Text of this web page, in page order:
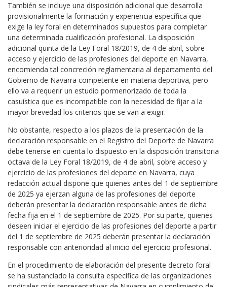
También se incluye una disposición adicional que desarrolla
provisionalmente la formación y experiencia específica que
exige la ley foral en determinados supuestos para completar
una determinada cualificación profesional. La disposición
adicional quinta de la Ley Foral 18/2019, de 4 de abril, sobre
acceso y ejercicio de las profesiones del deporte en Navarra,
encomienda tal concreción reglamentaria al departamento del
Gobierno de Navarra competente en materia deportiva, pero
ello va a requerir un estudio pormenorizado de toda la
casuística que es incompatible con la necesidad de fijar a la
mayor brevedad los criterios que se van a exigir.
No obstante, respecto a los plazos de la presentación de la
declaración responsable en el Registro del Deporte de Navarra
debe tenerse en cuenta lo dispuesto en la disposición transitoria
octava de la Ley Foral 18/2019, de 4 de abril, sobre acceso y
ejercicio de las profesiones del deporte en Navarra, cuya
redacción actual dispone que quienes antes del 1 de septiembre
de 2025 ya ejerzan alguna de las profesiones del deporte
deberán presentar la declaración responsable antes de dicha
fecha fija en el 1 de septiembre de 2025. Por su parte, quienes
deseen iniciar el ejercicio de las profesiones del deporte a partir
del 1 de septiembre de 2025 deberán presentar la declaración
responsable con anterioridad al inicio del ejercicio profesional.
En el procedimiento de elaboración del presente decreto foral
se ha sustanciado la consulta específica de las organizaciones